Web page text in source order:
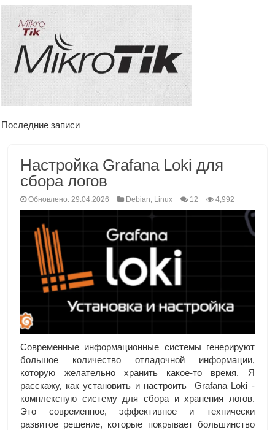
Последние записи
Настройка Grafana Loki для
сбора логов
Обновлено: 29.04.2026 Debian, Linux 12 4,992
Современные информационные системы генерируют
большое количество отладочной информации,
которую желательно хранить какое-то время. Я
расскажу, как установить и настроить Grafana Loki -
комплексную систему для сбора и хранения логов.
Это современное, эффективное и технически
развитое решение, которые покрывает большинство